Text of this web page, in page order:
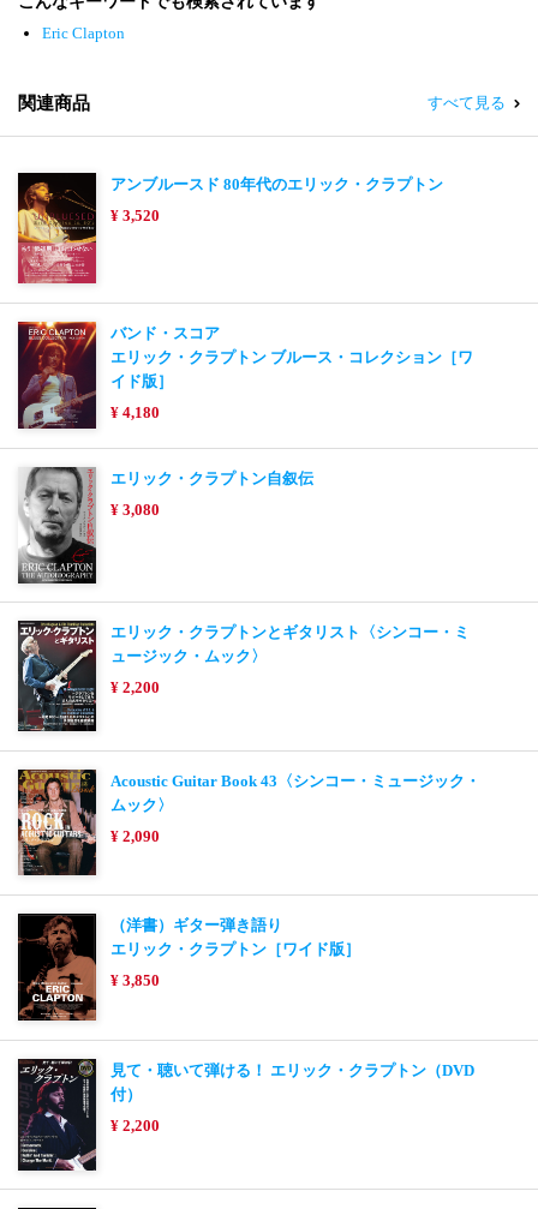
Eric Clapton
関連商品 すべて見る
アンブルースド 80年代のエリック・クラプトン
¥ 3,520
バンド・スコア
エリック・クラプトン ブルース・コレクション［ワ
イド版］
¥ 4,180
エリック・クラプトン自叙伝
¥ 3,080
エリック・クラプトンとギタリスト〈シンコー・ミ
ュージック・ムック〉
¥ 2,200
Acoustic Guitar Book 43〈シンコー・ミュージック・
ムック〉
¥ 2,090
（洋書）ギター弾き語り
エリック・クラプトン［ワイド版］
¥ 3,850
見て・聴いて弾ける！ エリック・クラプトン（DVD
付）
¥ 2,200